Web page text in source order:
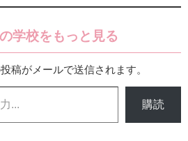
学校をもっと見る
稿がメールで送信されます。
購読